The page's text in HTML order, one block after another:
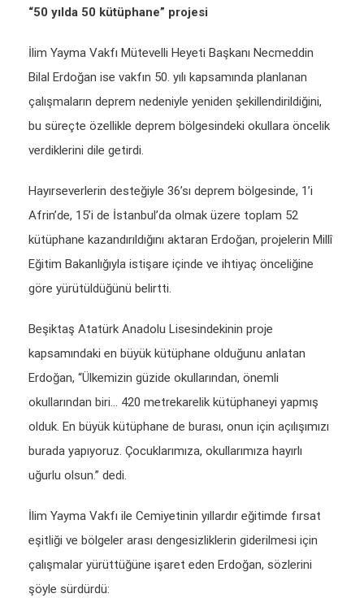
“50 yılda 50 kütüphane” projesi
İlim Yayma Vakfı Mütevelli Heyeti Başkanı Necmeddin
Bilal Erdoğan ise vakfın 50. yılı kapsamında planlanan
çalışmaların deprem nedeniyle yeniden şekillendirildiğini,
bu süreçte özellikle deprem bölgesindeki okullara öncelik
verdiklerini dile getirdi.
Hayırseverlerin desteğiyle 36’sı deprem bölgesinde, 1’i
Afrin’de, 15’i de İstanbul’da olmak üzere toplam 52
kütüphane kazandırıldığını aktaran Erdoğan, projelerin Millî
Eğitim Bakanlığıyla istişare içinde ve ihtiyaç önceliğine
göre yürütüldüğünü belirtti.
Beşiktaş Atatürk Anadolu Lisesindekinin proje
kapsamındaki en büyük kütüphane olduğunu anlatan
Erdoğan, “Ülkemizin güzide okullarından, önemli
okullarından biri… 420 metrekarelik kütüphaneyi yapmış
olduk. En büyük kütüphane de burası, onun için açılışımızı
burada yapıyoruz. Çocuklarımıza, okullarımıza hayırlı
uğurlu olsun.” dedi.
İlim Yayma Vakfı ile Cemiyetinin yıllardır eğitimde fırsat
eşitliği ve bölgeler arası dengesizliklerin giderilmesi için
çalışmalar yürüttüğüne işaret eden Erdoğan, sözlerini
şöyle sürdürdü: